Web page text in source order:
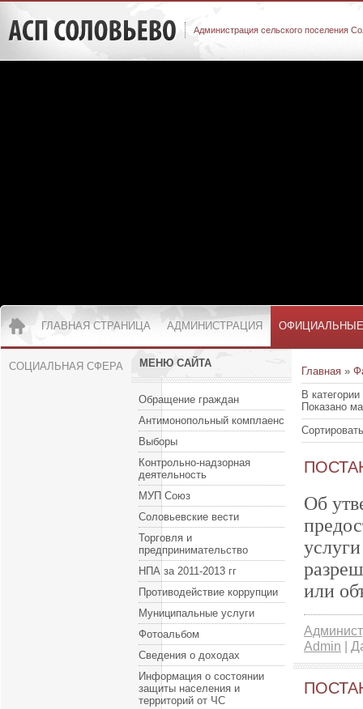
Администрация сельского поселения
ГЛАВНАЯ СТРАНИЦА АДМИНИСТРАЦИЯ
СОЦИАЛЬНАЯ СФЕРА МЕНЮ САЙТА
Обращение граждан
Антимонопольный комплаенс
Выборы
Контрольно-надзорная
деятельность
МУП Союз
Соловьевские вести
Торговля и
предпринимательство
НПА за 2011-2013 гг
Противодействие коррупции
Муниципальные услуги
Фотоальбом
Сведения о доходах
Информация о состоянии
защиты населения и
территорий от ЧС
Главная »
В
Показано
Об
или
Admin |